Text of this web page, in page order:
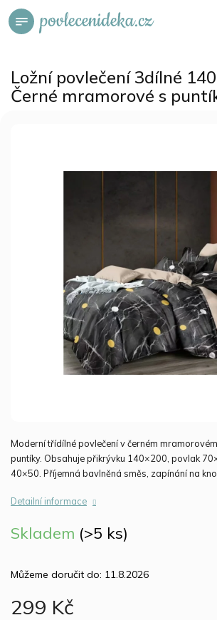
Přejít
na
Ložní povlečení 3dílné
Černé mramorové s
299 Kč
Skladem (>5 ks)
Můžeme doručit do: 11.8.2026
Moderní tří­dílné povlečení v černém
puntíky. Obsahuje přikrývku 140×200, povlak
40×50. Příjemná bavlněná směs, zapínání na
Detailní informace